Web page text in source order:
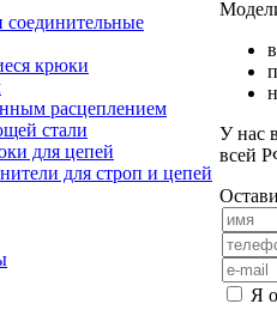
соединительные
крюки
расцеплением
стали
для цепей
для строп и цепей
У нас
всей
Я